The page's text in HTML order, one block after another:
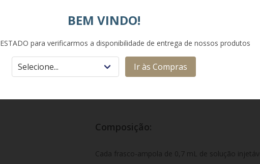
O emicizumabe é um anticorpo monoclonal
os fatores IXa e X. Ao aproximar esses fatores
função do Fator VIII ausente ou deficiente,
coagulação do sangue e prevenindo
Composição:
Cada frasco-ampola de 0,7 mL de solução
BEM VINDO!
para verificarmos a disponibilidade de entrega de nossos produtos
Ir às Compras